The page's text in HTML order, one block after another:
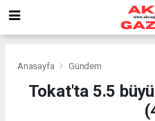
Anasayfa Gündem
Tokat'ta 5.5